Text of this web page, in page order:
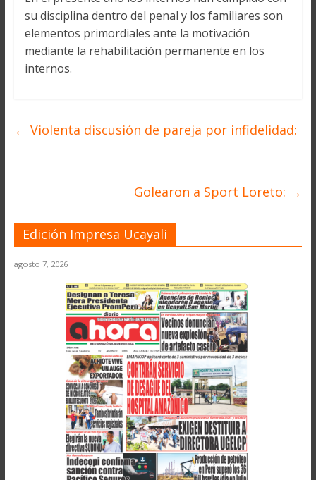
su disciplina dentro del penal y los familiares son
elementos primordiales ante la motivación
mediante la rehabilitación permanente en los
internos.
← Violenta discusión de pareja por infidelidad:
Golearon a Sport Loreto: →
Edición Impresa Ucayali
agosto 7, 2026